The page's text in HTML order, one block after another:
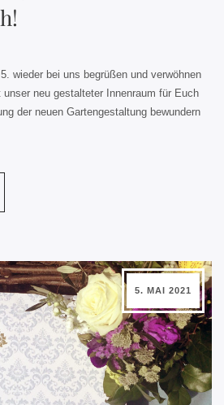
wieder bei uns begrüßen und verwöhnen
unser neu gestalteter Innenraum für Euch
der neuen Gartengestaltung bewundern
5. MAI 2021